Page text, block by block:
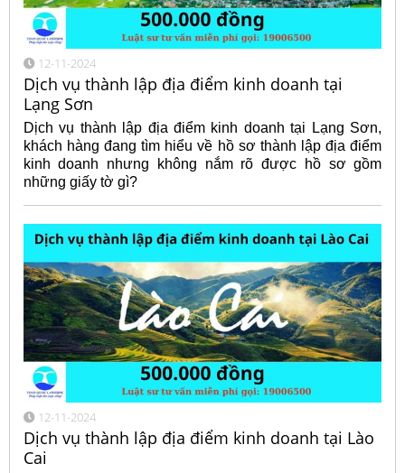
12-11-2024
Dịch vụ thành lập địa điểm kinh doanh tại
Lạng Sơn
Dịch vụ thành lập địa điểm kinh doanh tại Lạng Sơn,
khách hàng đang tìm hiểu về hồ sơ thành lập địa điểm
kinh doanh nhưng không nắm rõ được hồ sơ gồm
những giấy tờ gì?
12-11-2024
Dịch vụ thành lập địa điểm kinh doanh tại Lào
Cai